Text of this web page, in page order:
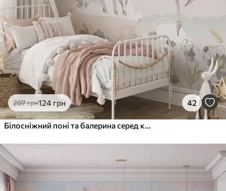
207грн124 грн 42